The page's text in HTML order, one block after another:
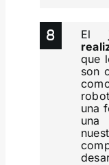
El
que
son
una